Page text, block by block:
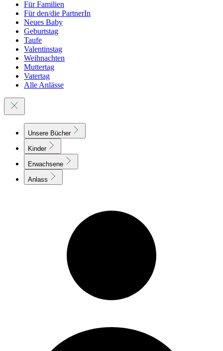
Für Familien
Für den/die PartnerIn
Neues Baby
Geburtstag
Taufe
Valentinstag
Weihnachten
Muttertag
Vatertag
Alle Anlässe
Unsere Bücher
Kinder
Erwachsene
Anlass